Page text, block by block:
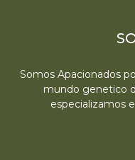
Somos Apacionados
mundo genetico
especializamos